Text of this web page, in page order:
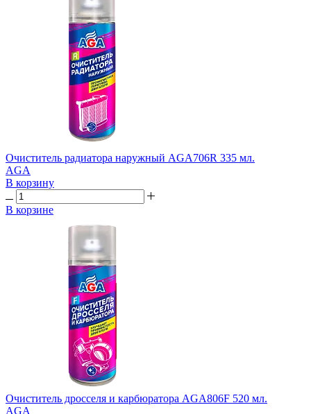
Очиститель радиатора наружный AGA706R 335 мл.
AGA
В корзину
В корзине
Очиститель дросселя и карбюратора AGA806F 520 мл.
AGA